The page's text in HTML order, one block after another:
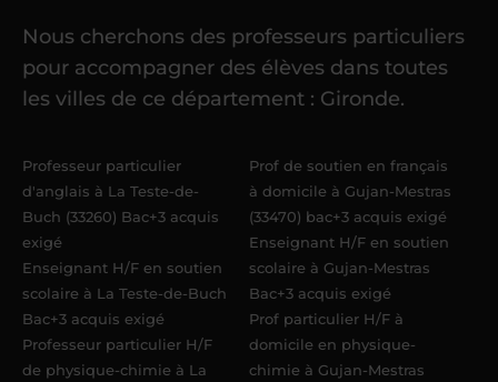
Une fois ma candidature validée,mon
référent me confie mes premiers
élèves dans un délai de 6 jours
Acadomia.
Nous cherchons des professeurs particuliers
pour accompagner des élèves dans toutes
les villes de ce département : Gironde.
Professeur particulier
d'anglais à La Teste-de-
Buch (33260) Bac+3 acquis
exigé
Enseignant H/F en soutien
scolaire à La Teste-de-Buch
Bac+3 acquis exigé
Professeur particulier H/F
de physique-chimie à La
Prof de soutien en français
à domicile à Gujan-Mestras
(33470) bac+3 acquis exigé
Enseignant H/F en soutien
scolaire à Gujan-Mestras
Bac+3 acquis exigé
Prof particulier H/F à
domicile en physique-
chimie à Gujan-Mestras